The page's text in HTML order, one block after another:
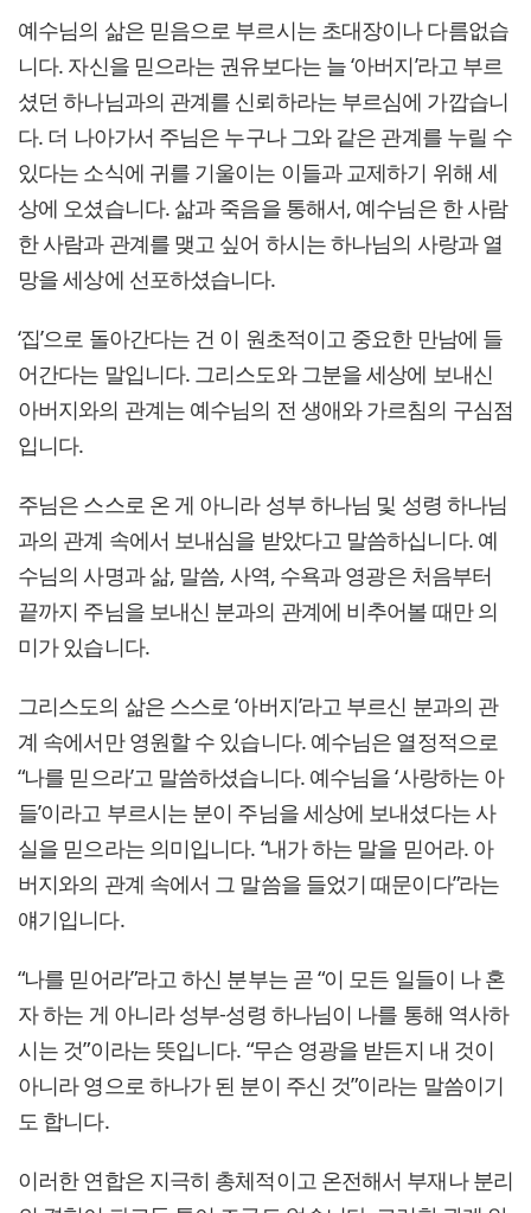
예수님의 삶은 믿음으로 부르시는 초대장이나 다름없습
니다. 자신을 믿으라는 권유보다는 늘 ‘아버지’라고 부르
셨던 하나님과의 관계를 신뢰하라는 부르심에 가깝습니
다. 더 나아가서 주님은 누구나 그와 같은 관계를 누릴 수
있다는 소식에 귀를 기울이는 이들과 교제하기 위해 세
상에 오셨습니다. 삶과 죽음을 통해서, 예수님은 한 사람
한 사람과 관계를 맺고 싶어 하시는 하나님의 사랑과 열
망을 세상에 선포하셨습니다.
‘집’으로 돌아간다는 건 이 원초적이고 중요한 만남에 들
어간다는 말입니다. 그리스도와 그분을 세상에 보내신
아버지와의 관계는 예수님의 전 생애와 가르침의 구심점
입니다.
주님은 스스로 온 게 아니라 성부 하나님 및 성령 하나님
과의 관계 속에서 보내심을 받았다고 말씀하십니다. 예
수님의 사명과 삶, 말씀, 사역, 수욕과 영광은 처음부터
끝까지 주님을 보내신 분과의 관계에 비추어볼 때만 의
미가 있습니다.
그리스도의 삶은 스스로 ‘아버지’라고 부르신 분과의 관
계 속에서만 영원할 수 있습니다. 예수님은 열정적으로
“나를 믿으라’고 말씀하셨습니다. 예수님을 ‘사랑하는 아
들’이라고 부르시는 분이 주님을 세상에 보내셨다는 사
실을 믿으라는 의미입니다. “내가 하는 말을 믿어라. 아
버지와의 관계 속에서 그 말씀을 들었기 때문이다”라는
얘기입니다.
“나를 믿어라”라고 하신 분부는 곧 “이 모든 일들이 나 혼
자 하는 게 아니라 성부-성령 하나님이 나를 통해 역사하
시는 것”이라는 뜻입니다. “무슨 영광을 받든지 내 것이
아니라 영으로 하나가 된 분이 주신 것”이라는 말씀이기
도 합니다.
이러한 연합은 지극히 총체적이고 온전해서 부재나 분리